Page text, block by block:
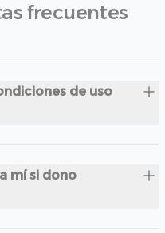
frecuentes
de uso
mí si dono